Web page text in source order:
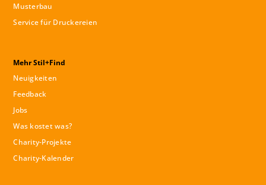
Musterbau
Service für Druckereien
Mehr Stil+Find
Neuigkeiten
Feedback
Jobs
Was kostet was?
Charity-Projekte
Charity-Kalender